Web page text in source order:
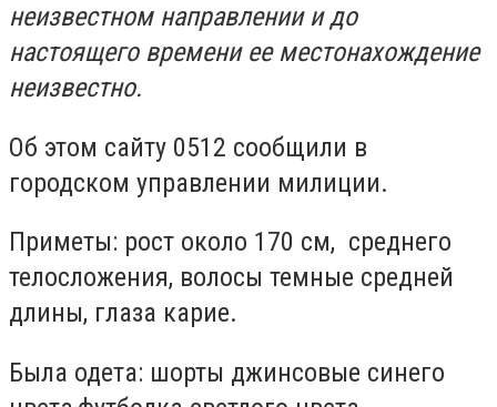
неизвестном направлении и до
настоящего времени ее местонахождение
неизвестно.
Об этом сайту 0512 сообщили в
городском управлении милиции.
Приметы: рост около 170 см, среднего
телосложения, волосы темные средней
длины, глаза карие.
Была одета: шорты джинсовые синего